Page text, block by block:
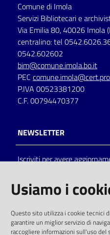
Comune di Imola
Servizi Bibliotecari e
Via Emilia 80, 40026 Imola
centralino: tel
0542.602602
bim@comune.imola.bo.it
PEC
P.IVA 00523381200
C.F. 00794470377
NEWSLETTER
Iscriviti per avere
solo alle condizioni
comunitaria 2003/98/CE e
Usiamo i
Questo sito utilizza i cookie tecnici
garantire un miglior servizio di
raccogliere informazioni sull'uso